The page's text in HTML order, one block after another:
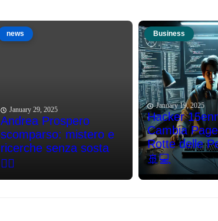
news
January 29, 2025
Andrea Prospero
scomparso: mistero e
ricerche senza sosta
🕵️‍♂️
Business
January 19, 2025
Hacker
Cambia
Rotte delle
🚢💻